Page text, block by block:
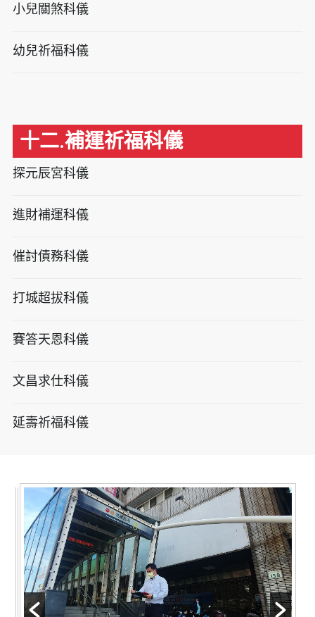
小兒關煞科儀
幼兒祈福科儀
十二.補運祈福科儀
探元辰宮科儀
進財補運科儀
催討債務科儀
打城超拔科儀
賽答天恩科儀
文昌求仕科儀
延壽祈福科儀